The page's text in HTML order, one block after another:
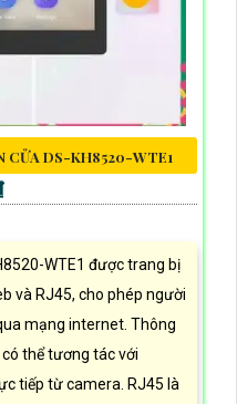
CỬA DS-KH8520-WTE1
WTE1 được trang bị
và RJ45, cho phép người
mạng internet. Thông
thể tương tác với
tiếp từ camera. RJ45 là